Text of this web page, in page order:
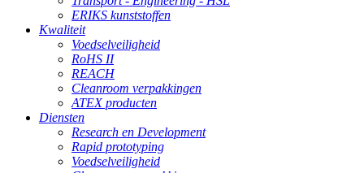
ERIKS kunststoffen
Kwaliteit
Voedselveiligheid
RoHS II
REACH
Cleanroom verpakkingen
ATEX producten
Diensten
Research en Development
Rapid prototyping
Voedselveiligheid